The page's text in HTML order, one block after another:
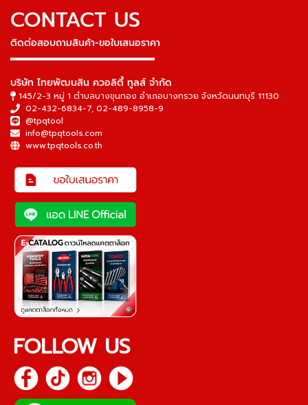
CONTACT US
ติดต่อสอบถามสินค้า-ขอใบเสนอราคา
▬▬▬▬▬▬▬▬▬▬▬▬▬▬▬
บริษัท ไทยพัฒนสิน ควอลิตี้ ทูลส์ จำกัด
145/2-3 หมู่ 1 ตำบลบางขุนกอง อำเภอบางกรวย จังหวัดนนทบุรี 11130
02-432-6834-7, 02-489-8958-9
@tpqtool
info@tpqtools.com
www.tpqtools.co.th
FOLLOW US